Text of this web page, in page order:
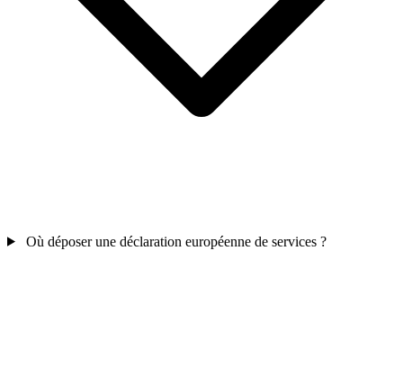
Où déposer une déclaration européenne de services ?